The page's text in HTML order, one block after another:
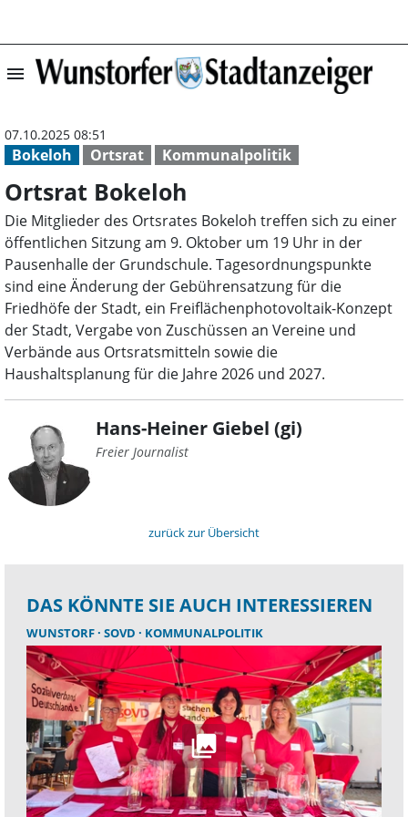
menu Ortsrat
Bokeloh Ortsrat Kommunalpolitik
07.10.2025 08:51
Ortsrat Bokeloh
Die Mitglieder des Ortsrates Bokeloh treffen sich zu einer
öffentlichen Sitzung am 9. Oktober um 19 Uhr in der
Pausenhalle der Grundschule. Tagesordnungspunkte
sind eine Änderung der Gebührensatzung für die
Friedhöfe der Stadt, ein Freiflächenphotovoltaik-Konzept
der Stadt, Vergabe von Zuschüssen an Vereine und
Verbände aus Ortsratsmitteln sowie die
Haushaltsplanung für die Jahre 2026 und 2027.
Hans-Heiner Giebel (gi)
Freier Journalist
zurück zur Übersicht
DAS KÖNNTE SIE AUCH INTERESSIEREN
WUNSTORF SOVD KOMMUNALPOLITIK